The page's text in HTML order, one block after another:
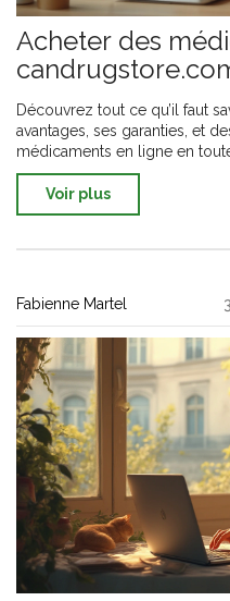
Acheter des
Découvrez tout ce qu’il faut
avantages, ses garanties, et
médicaments en ligne en
Voir plus
Fabienne Martel